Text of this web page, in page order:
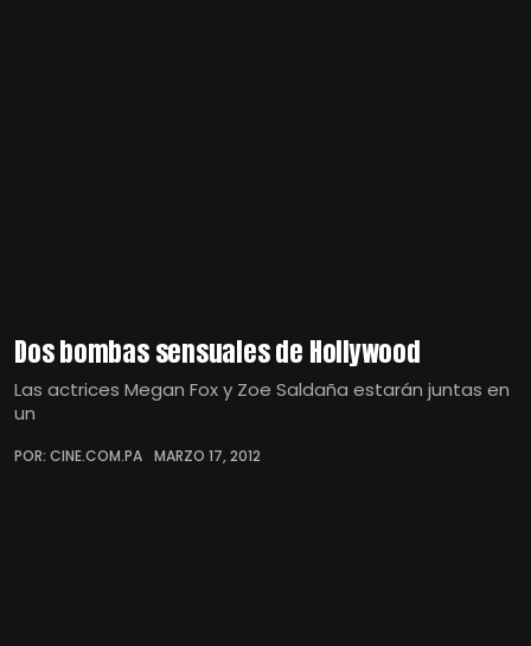
Dos bombas sensuales de Hollywood
Las actrices Megan Fox y Zoe Saldaña estarán juntas en
un
POR: CINE.COM.PA MARZO 17, 2012